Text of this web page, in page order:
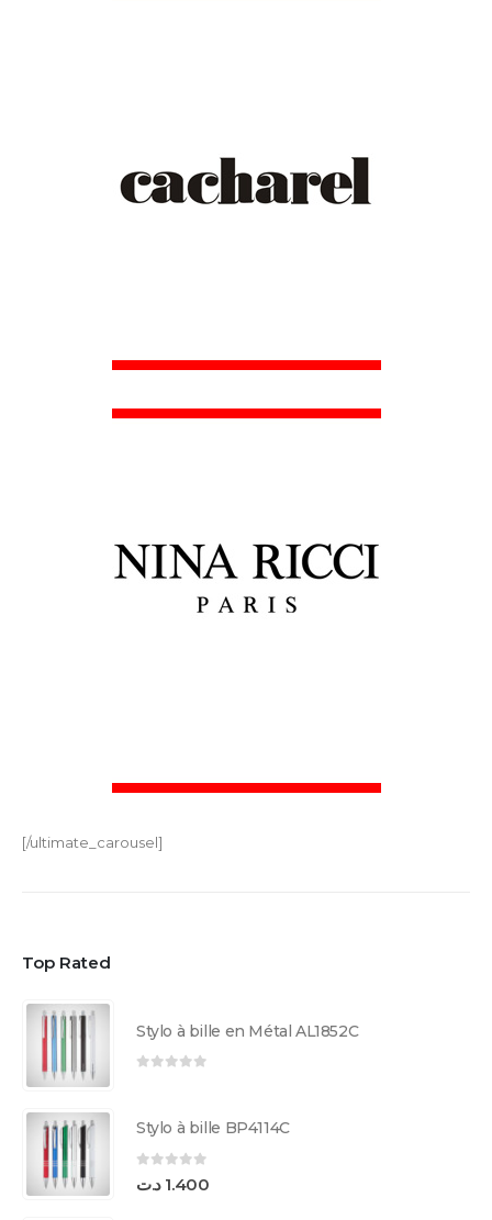
[/ultimate_carousel]
Top Rated
Stylo à bille en Métal AL1852C
Stylo à bille BP4114C
sur 51.400 د.ت